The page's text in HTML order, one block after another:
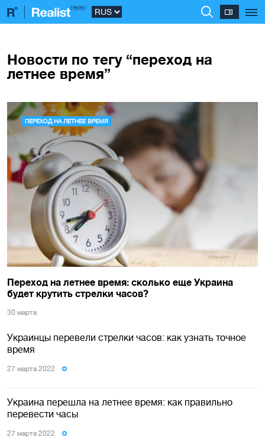
Новости по тегу “переход на
летнее время”
ПЕРЕХОД НА ЛЕТНЕЕ ВРЕМЯ
Переход на летнее время: сколько еще Украина
будет крутить стрелки часов?
30 марта
Украинцы перевели стрелки часов: как узнать точное
время
27 марта 2022
Украина перешла на летнее время: как правильно
перевести часы
27 марта 2022